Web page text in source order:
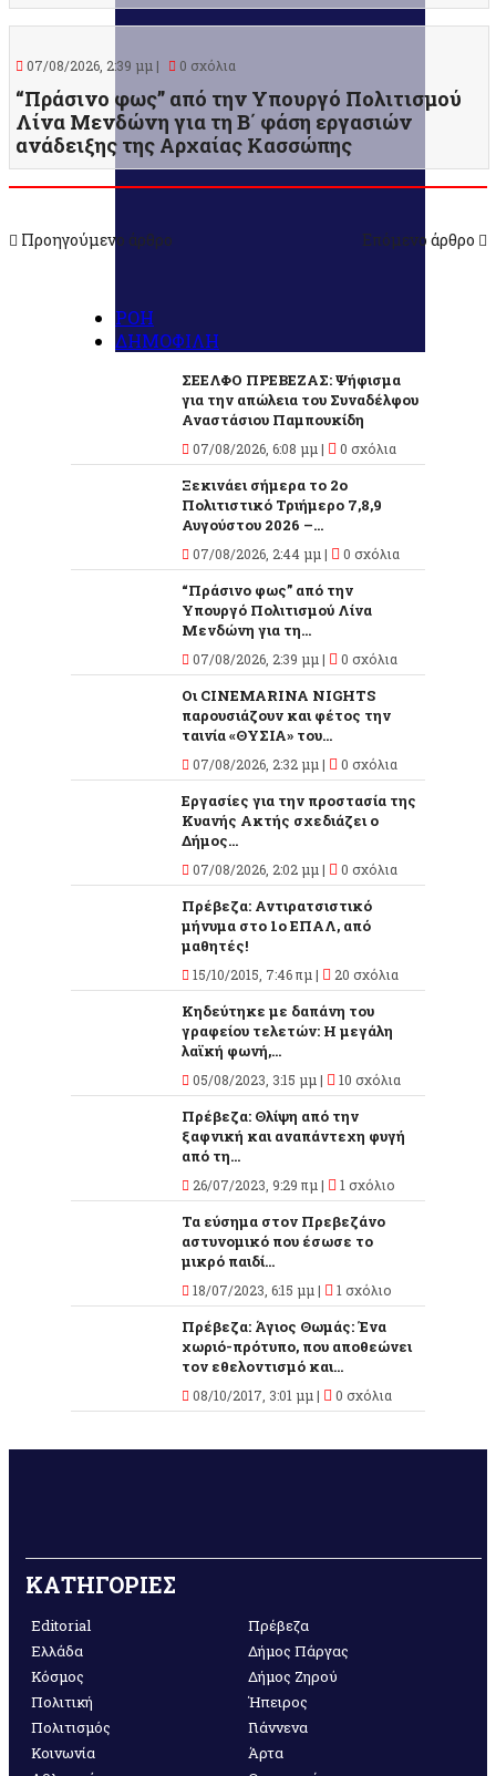
07/08/2026, 2:39 μμ | 0 σχόλια
“Πράσινο φως” από την Υπουργό Πολιτισμού
Λίνα Μενδώνη για τη Β΄ φάση εργασιών
ανάδειξης της Αρχαίας Κασσώπης
Προηγούμενο άρθρο Επόμενο άρθρο
ΡΟΗ
ΔΗΜΟΦΙΛΗ
ΣΕΕΛΦΟ ΠΡΕΒΕΖΑΣ: Ψήφισμα
για την απώλεια του Συναδέλφου
Αναστάσιου Παμπουκίδη
07/08/2026, 6:08 μμ | 0 σχόλια
Ξεκινάει σήμερα το 2ο
Πολιτιστικό Τριήμερο 7,8,9
Αυγούστου 2026 –...
07/08/2026, 2:44 μμ | 0 σχόλια
“Πράσινο φως” από την
Υπουργό Πολιτισμού Λίνα
Μενδώνη για τη...
07/08/2026, 2:39 μμ | 0 σχόλια
Οι CINEMARINA NIGHTS
παρουσιάζουν και φέτος την
ταινία «ΘΥΣΙΑ» του...
07/08/2026, 2:32 μμ | 0 σχόλια
Εργασίες για την προστασία της
Κυανής Ακτής σχεδιάζει ο
Δήμος...
07/08/2026, 2:02 μμ | 0 σχόλια
Πρέβεζα: Αντιρατσιστικό
μήνυμα στο 1ο ΕΠΑΛ, από
μαθητές!
15/10/2015, 7:46 πμ | 20 σχόλια
Κηδεύτηκε με δαπάνη του
γραφείου τελετών: Η μεγάλη
λαϊκή φωνή,...
05/08/2023, 3:15 μμ | 10 σχόλια
Πρέβεζα: Θλίψη από την
ξαφνική και αναπάντεχη φυγή
από τη...
26/07/2023, 9:29 πμ | 1 σχόλιο
Τα εύσημα στον Πρεβεζάνο
αστυνομικό που έσωσε το
μικρό παιδί...
18/07/2023, 6:15 μμ | 1 σχόλιο
Πρέβεζα: Άγιος Θωμάς: Ένα
χωριό-πρότυπο, που αποθεώνει
τον εθελοντισμό και...
08/10/2017, 3:01 μμ | 0 σχόλια
ΚΑΤΗΓΟΡΙΕΣ
Editorial
Ελλάδα
Κόσμος
Πολιτική
Πολιτισμός
Κοινωνία
Πρέβεζα
Δήμος Πάργας
Δήμος Ζηρού
Ήπειρος
Γιάννενα
Άρτα